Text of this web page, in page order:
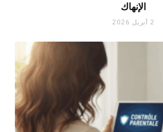
الإنهاك
2 أبريل 2026